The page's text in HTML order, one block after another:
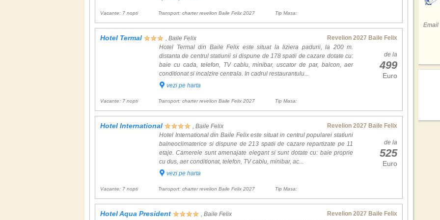
Curiozitati
Baile Felix este cea mai mare statiune balneoclimaterica cu functionare permanenta din Romania.
Izvoarele termale sunt cunoscute si utilizate de secole, prima atestare documentara datand din anul 1221.
Nufarul termal (Nymphaea lotus var. thermalis) a devenit simbolul statiunii datorita conditiilor unice create de apa
Una dintre cele mai apreciate experiente de iarna este inotul in bazinele exterioare cu apa termala, in timp ce afara
temperaturile sunt sub zero grade.
Vacante: 7 nopti Transport: charter revelion Baile Felix 2027 Tip Masa:
Hotel Termal , Baile Felix Revelion 2027 Baile Felix
de la
499
Euro
Hotel Termal din Baile Felix este situat la liziera padurii, la 200 m.
distanta de centrul statiunii si dispune de 178 spatii de cazare dotate cu:
baie cu cada, telefon, TV cablu, minibar, uscator de par, balcon, aer
conditionat si incalzire centrala. In cadrul restaurantulu...
vezi pe harta
Vacante: 7 nopti Transport: charter revelion Baile Felix 2027 Tip Masa:
Hotel International , Baile Felix Revelion 2027 Baile Felix
de la
525
Euro
Hotel International din Baile Felix este situat in centrul popularei statiuni
balneoclimaterice si dispune de 213 spatii de cazare repartizate pe 11
etaje. Camerele sunt amenajate elegant si sunt dotate cu: baie proprie
cu dus, aer conditionat, telefon, TV cablu, minibar, ac...
vezi pe harta
Vacante: 7 nopti Transport: charter revelion Baile Felix 2027 Tip Masa:
Hotel Aqua President , Baile Felix Revelion 2027 Baile Felix
In
Email